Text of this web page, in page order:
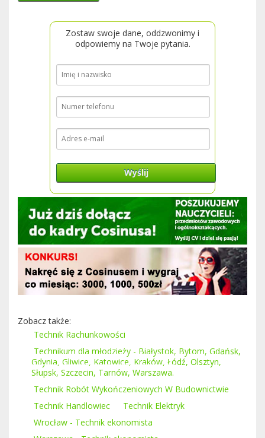
Zostaw swoje dane, oddzwonimy i
odpowiemy na Twoje pytania.
Wyślij
Zobacz także:
Technik Rachunkowości
Technikum dla młodzieży - Białystok, Bytom, Gdańsk,
Gdynia, Gliwice, Katowice, Kraków, Łódź, Olsztyn,
Słupsk, Szczecin, Tarnów, Warszawa.
Technik Robót Wykończeniowych W Budownictwie
Technik Handlowiec
Technik Elektryk
Wrocław - Technik ekonomista